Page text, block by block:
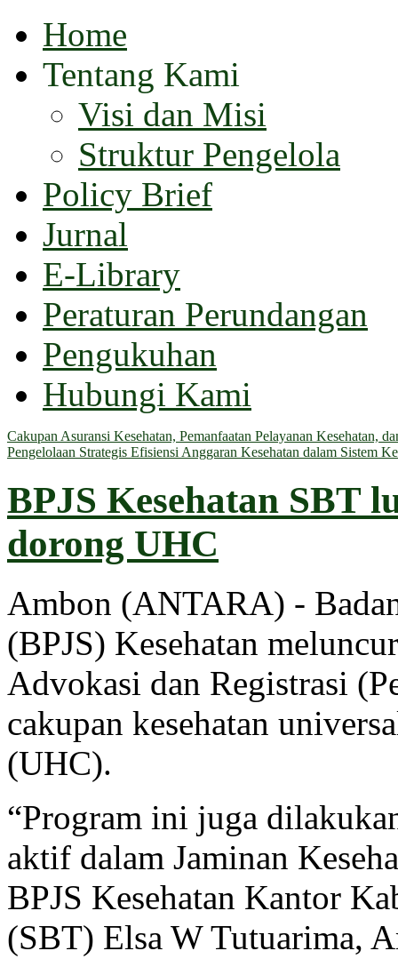
Home
Tentang Kami
Visi dan Misi
Struktur Pengelola
Policy Brief
Jurnal
E-Library
Peraturan Perundangan
Pengukuhan
Hubungi Kami
Cakupan Asuransi Kesehatan, Pemanfaatan Pelayanan Kesehatan,
Pengelolaan Strategis Efisiensi Anggaran Kesehatan dalam Sistem
BPJS Kesehatan SBT
dorong UHC
Ambon (ANTARA) -
(BPJS) Kesehatan
Advokasi dan Registrasi
cakupan kesehatan
(UHC).
“Program ini juga
aktif dalam Jaminan
BPJS Kesehatan Kantor
(SBT) Elsa W Tutuarima,